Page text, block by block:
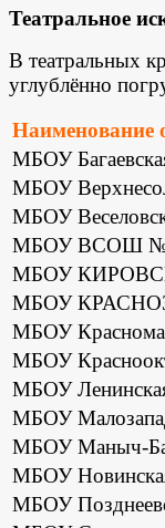
Театральное
В театральных
углублённо
Наименование
МБОУ
МБОУ
МБОУ
МБОУ ВСОШ
МБОУ
МБОУ
МБОУ
МБОУ
МБОУ
МБОУ
МБОУ Маныч-
МБОУ
МБОУ